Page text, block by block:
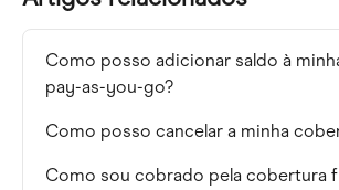
Como posso adicionar saldo à
pay-as-you-go?
Como posso cancelar a minha
Como sou cobrado pela cobertura